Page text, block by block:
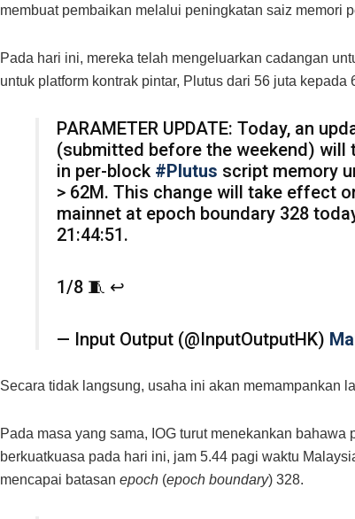
membuat pembaikan melalui peningkatan saiz memori
Pada hari ini, mereka telah mengeluarkan cadangan
untuk platform kontrak pintar, Plutus dari 56 juta kepada
PARAMETER UPDATE: Today, an
(submitted before the weekend) will
in per-block #Plutus script memory
> 62M. This change will take effect
mainnet at epoch boundary 328
21:44:51.
1/8 🧵 ↩️
— Input Output (@InputOutputHK)
Secara tidak langsung, usaha ini akan memampankan
Pada masa yang sama, IOG turut menekankan bahawa
berkuatkuasa pada hari ini, jam 5.44 pagi waktu
mencapai batasan epoch (epoch boundary) 328.